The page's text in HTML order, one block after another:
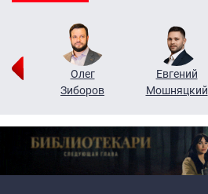
Олег
Зиборов
Евгений
Мошняцкий